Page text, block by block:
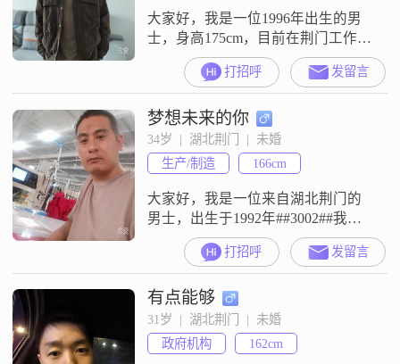
大家好，我是一位1996年出生的男
士，身高175cm，目前在荆门工作，
月收入在8001到12000元之间
##3002##我拥有大学本科学历，性
格上我责任感强，随和易相处，非
常重视家庭##3002##平时我喜欢打
羽毛球，可以说是羽毛球达人，经
常和朋友一起打球锻炼身体
##3002##我认为两个人在一起最重
要的是能够共同成长
打招呼 发留言
梦想未来的你
34岁  |  湖北荆门  |  未婚
生产/制造
166cm
大家好，我是一位来自湖北荆门的
男士，出生于1992年##3002##我的
身高大约是166厘米，虽然不算特别
高，但我相信身高并不是最重要
的，人品和能力才是关键##3002##
我目前在荆门工作，收入在8001到
12000元之间，能够保证基本的生活
需求，并且有一定的经济基础
##3002##我的学历是高中及以下，
打招呼 发留言
有点能够
31岁  |  湖北荆门  |  未婚
政府机构
162cm